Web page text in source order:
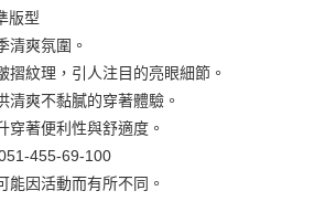
版型
清爽氛圍。
摺紋理，引人注目的亮眼細節。
清爽不黏膩的穿著體驗。
穿著便利性與舒適度。
455-69-100
因活動而有所不同。